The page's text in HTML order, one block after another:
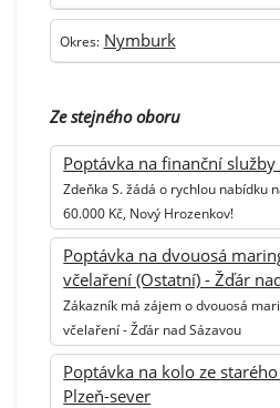
Okres: Nymburk
Ze stejného oboru
Poptávka na finanční služby
Zdeňka S. žádá o rychlou nabídku
60.000 Kč, Nový Hrozenkov!
Poptávka na dvouosá
včelaření (Ostatní) - Žďár
Zákazník má zájem o dvouosá
včelaření - Žďár nad Sázavou
Poptávka na kolo ze
Plzeň-sever